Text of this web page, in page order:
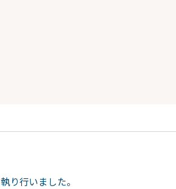
り行いました。